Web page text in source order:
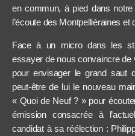
en commun, à pied dans
l’écoute des Montpelliéraines et
Face à un micro dans les
essayer de nous convaincre de
pour envisager le grand saut
peut-être de lui le nouveau
« Quoi de Neuf ? » pour
émission consacrée à
candidat à sa réélection :